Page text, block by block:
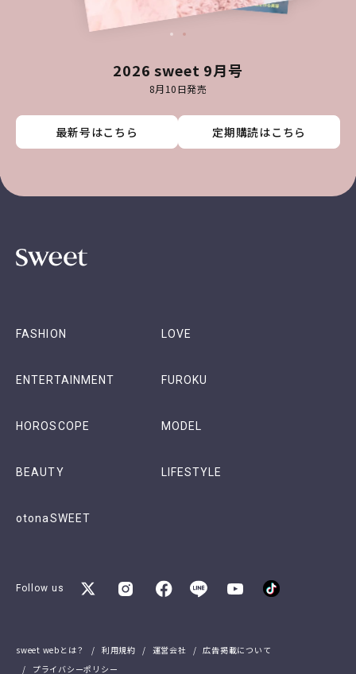
2026 sweet 9月号
8月10日発売
最新号はこちら 定期購読はこちら
最新号はこちら 定期購読はこちら
最新号はこちら 定期購読はこちら
最新号はこちら 定期購読はこちら
FASHION LOVE
ENTERTAINMENT FUROKU
HOROSCOPE MODEL
BEAUTY LIFESTYLE
otonaSWEET
Follow us
sweet webとは？ 利用規約 運営会社
広告掲載について
プライバシーポリシー